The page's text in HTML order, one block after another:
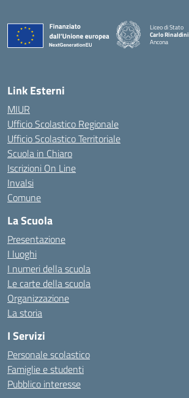
Liceo di Stato
Carlo Rinaldini
Ancona
Link Esterni
MIUR
Ufficio Scolastico Regionale
Ufficio Scolastico Territoriale
Scuola in Chiaro
Iscrizioni On Line
Invalsi
Comune
La Scuola
Presentazione
I luoghi
I numeri della scuola
Le carte della scuola
Organizzazione
La storia
I Servizi
Personale scolastico
Famiglie e studenti
Pubblico interesse